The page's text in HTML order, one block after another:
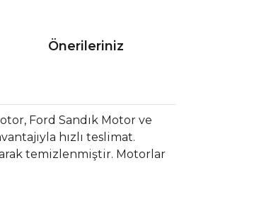
Önerileriniz
Ford Sandık Motor ve
hızlı teslimat.
temizlenmiştir. Motorlar